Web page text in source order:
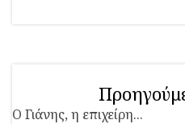
Ο Γιάνης, η επιχείρη...